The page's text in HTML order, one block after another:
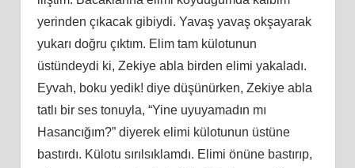
yerinden çıkacak gibiydi. Yavaş yavaş okşayarak
yukarı doğru çıktım. Elim tam külotunun
üstündeydi ki, Zekiye abla birden elimi yakaladı.
Eyvah, boku yedik! diye düşünürken, Zekiye abla
tatlı bir ses tonuyla, “Yine uyuyamadın mı
Hasancığım?” diyerek elimi külotunun üstüne
bastırdı. Külotu sırılsıklamdı. Elimi önüne bastırıp,